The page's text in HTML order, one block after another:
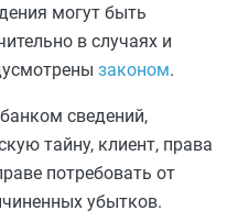
могут быть
в случаях и
законом.
сведений,
тайну, клиент, права
потребовать от
убытков.